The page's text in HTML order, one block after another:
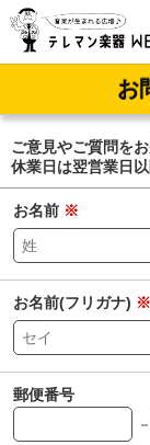
お
ご意見やご質問を
休業日は翌営業日
お名前 ※
お名前(フリガナ) ※
郵便番号
－